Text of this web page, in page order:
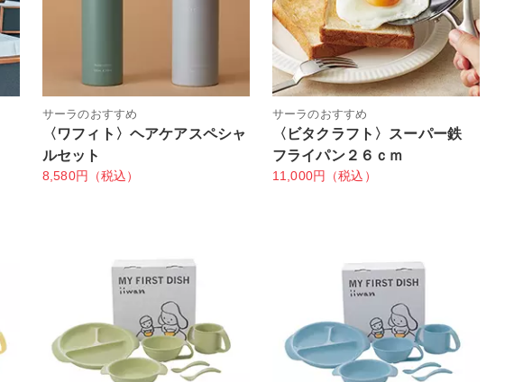
サーラのおすすめ
〈ワフィト〉ヘアケアスペシャ
ルセット
8,580円（税込）
サーラのおすすめ
〈ビタクラフト〉スーパー鉄
フライパン２６ｃｍ
11,000円（税込）